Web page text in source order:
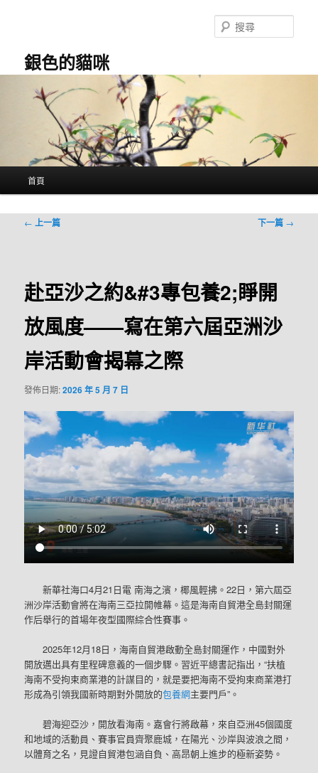
銀色的貓咪
尋
首頁
文
← 上一篇 下一篇 →
赴亞沙之約&#3專包養2;睜開
放風度——寫在第六屆亞洲沙
岸活動會揭幕之際
發佈日期:2026 年 5 月 7 日
新華社海口4月21日電 南海之濱，椰風輕拂。22日，第六屆亞
洲沙岸活動會將在海南三亞拉開帷幕。這是海南自貿港全島封關運
作后舉行的首場年夜型國際綜合性賽事。
2025年12月18日，海南自貿港啟動全島封關運作，中國對外
開放邁出具有里程碑意義的一個步驟。習近平總書記指出，“扶植
海南不受拘束商業港的計謀目的，就是要把海南不受拘束商業港打
形成為引領我國新時期對外開放的包養網主要門戶”。
碧海迎亞沙，開放看海南。嘉會行將啟幕，來自亞洲45個國度
和地域的活動員、賽事官員齊聚鹿城，在陽光、沙岸與波浪之間，
以體育之名，見證自貿港包涵自負、高昂朝上進步的極新姿勢。